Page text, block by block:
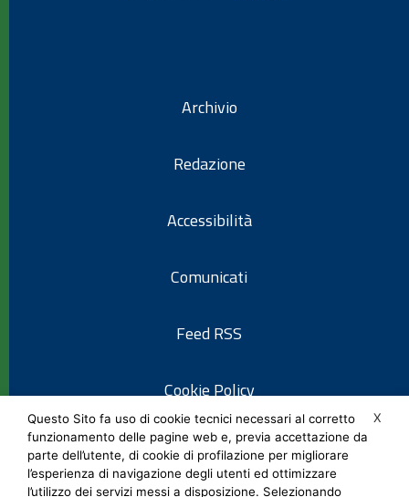
Archivio
Redazione
Accessibilità
Comunicati
Feed RSS
Cookie Policy
Informativa privacy
X
Questo Sito fa uso di cookie tecnici necessari al corretto
funzionamento delle pagine web e, previa accettazione da
parte dell’utente, di cookie di profilazione per migliorare
l’esperienza di navigazione degli utenti ed ottimizzare
l’utilizzo dei servizi messi a disposizione. Selezionando